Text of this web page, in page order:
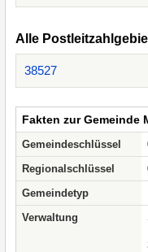
Alle
38527
Fakten zur Gemeinde
Gemeindeschlüssel
Regionalschlüssel
Gemeindetyp
Verwaltung